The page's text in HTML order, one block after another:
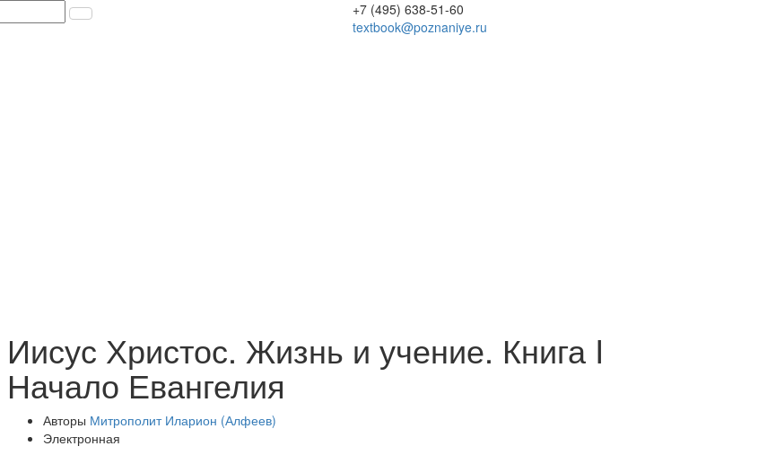
+7 (495) 638-51-60
textbook@poznaniye.ru
Иисус Христос. Жизнь и учение. Книга I
Начало Евангелия
Авторы Митрополит Иларион (Алфеев)
Электронная